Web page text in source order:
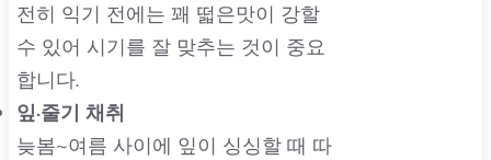
전히 익기 전에는 꽤 떫은맛이 강할
수 있어 시기를 잘 맞추는 것이 중요
합니다.
잎·줄기 채취
늦봄~여름 사이에 잎이 싱싱할 때 따